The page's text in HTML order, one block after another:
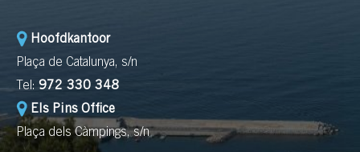
Hoofdkantoor
Plaça de Catalunya, s/n
Tel: 972 330 348
Els Pins Office
Plaça dels Càmpings, s/n